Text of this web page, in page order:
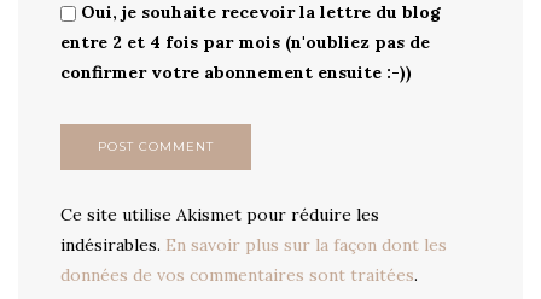
Oui, je souhaite recevoir la lettre du blog
entre 2 et 4 fois par mois (n'oubliez pas de
confirmer votre abonnement ensuite :-))
Ce site utilise Akismet pour réduire les
indésirables. En savoir plus sur la façon dont les
données de vos commentaires sont traitées.